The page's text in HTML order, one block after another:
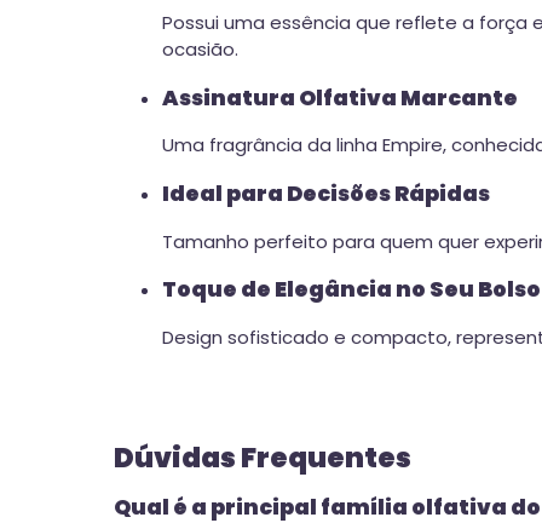
Possui uma essência que reflete a força
ocasião.
Assinatura Olfativa Marcante
Uma fragrância da linha Empire,
Ideal para Decisões Rápidas
Tamanho perfeito para quem quer
Toque de Elegância no Seu Bolso
Design sofisticado e compacto,
Dúvidas Frequentes
Qual é a principal família olfativa do